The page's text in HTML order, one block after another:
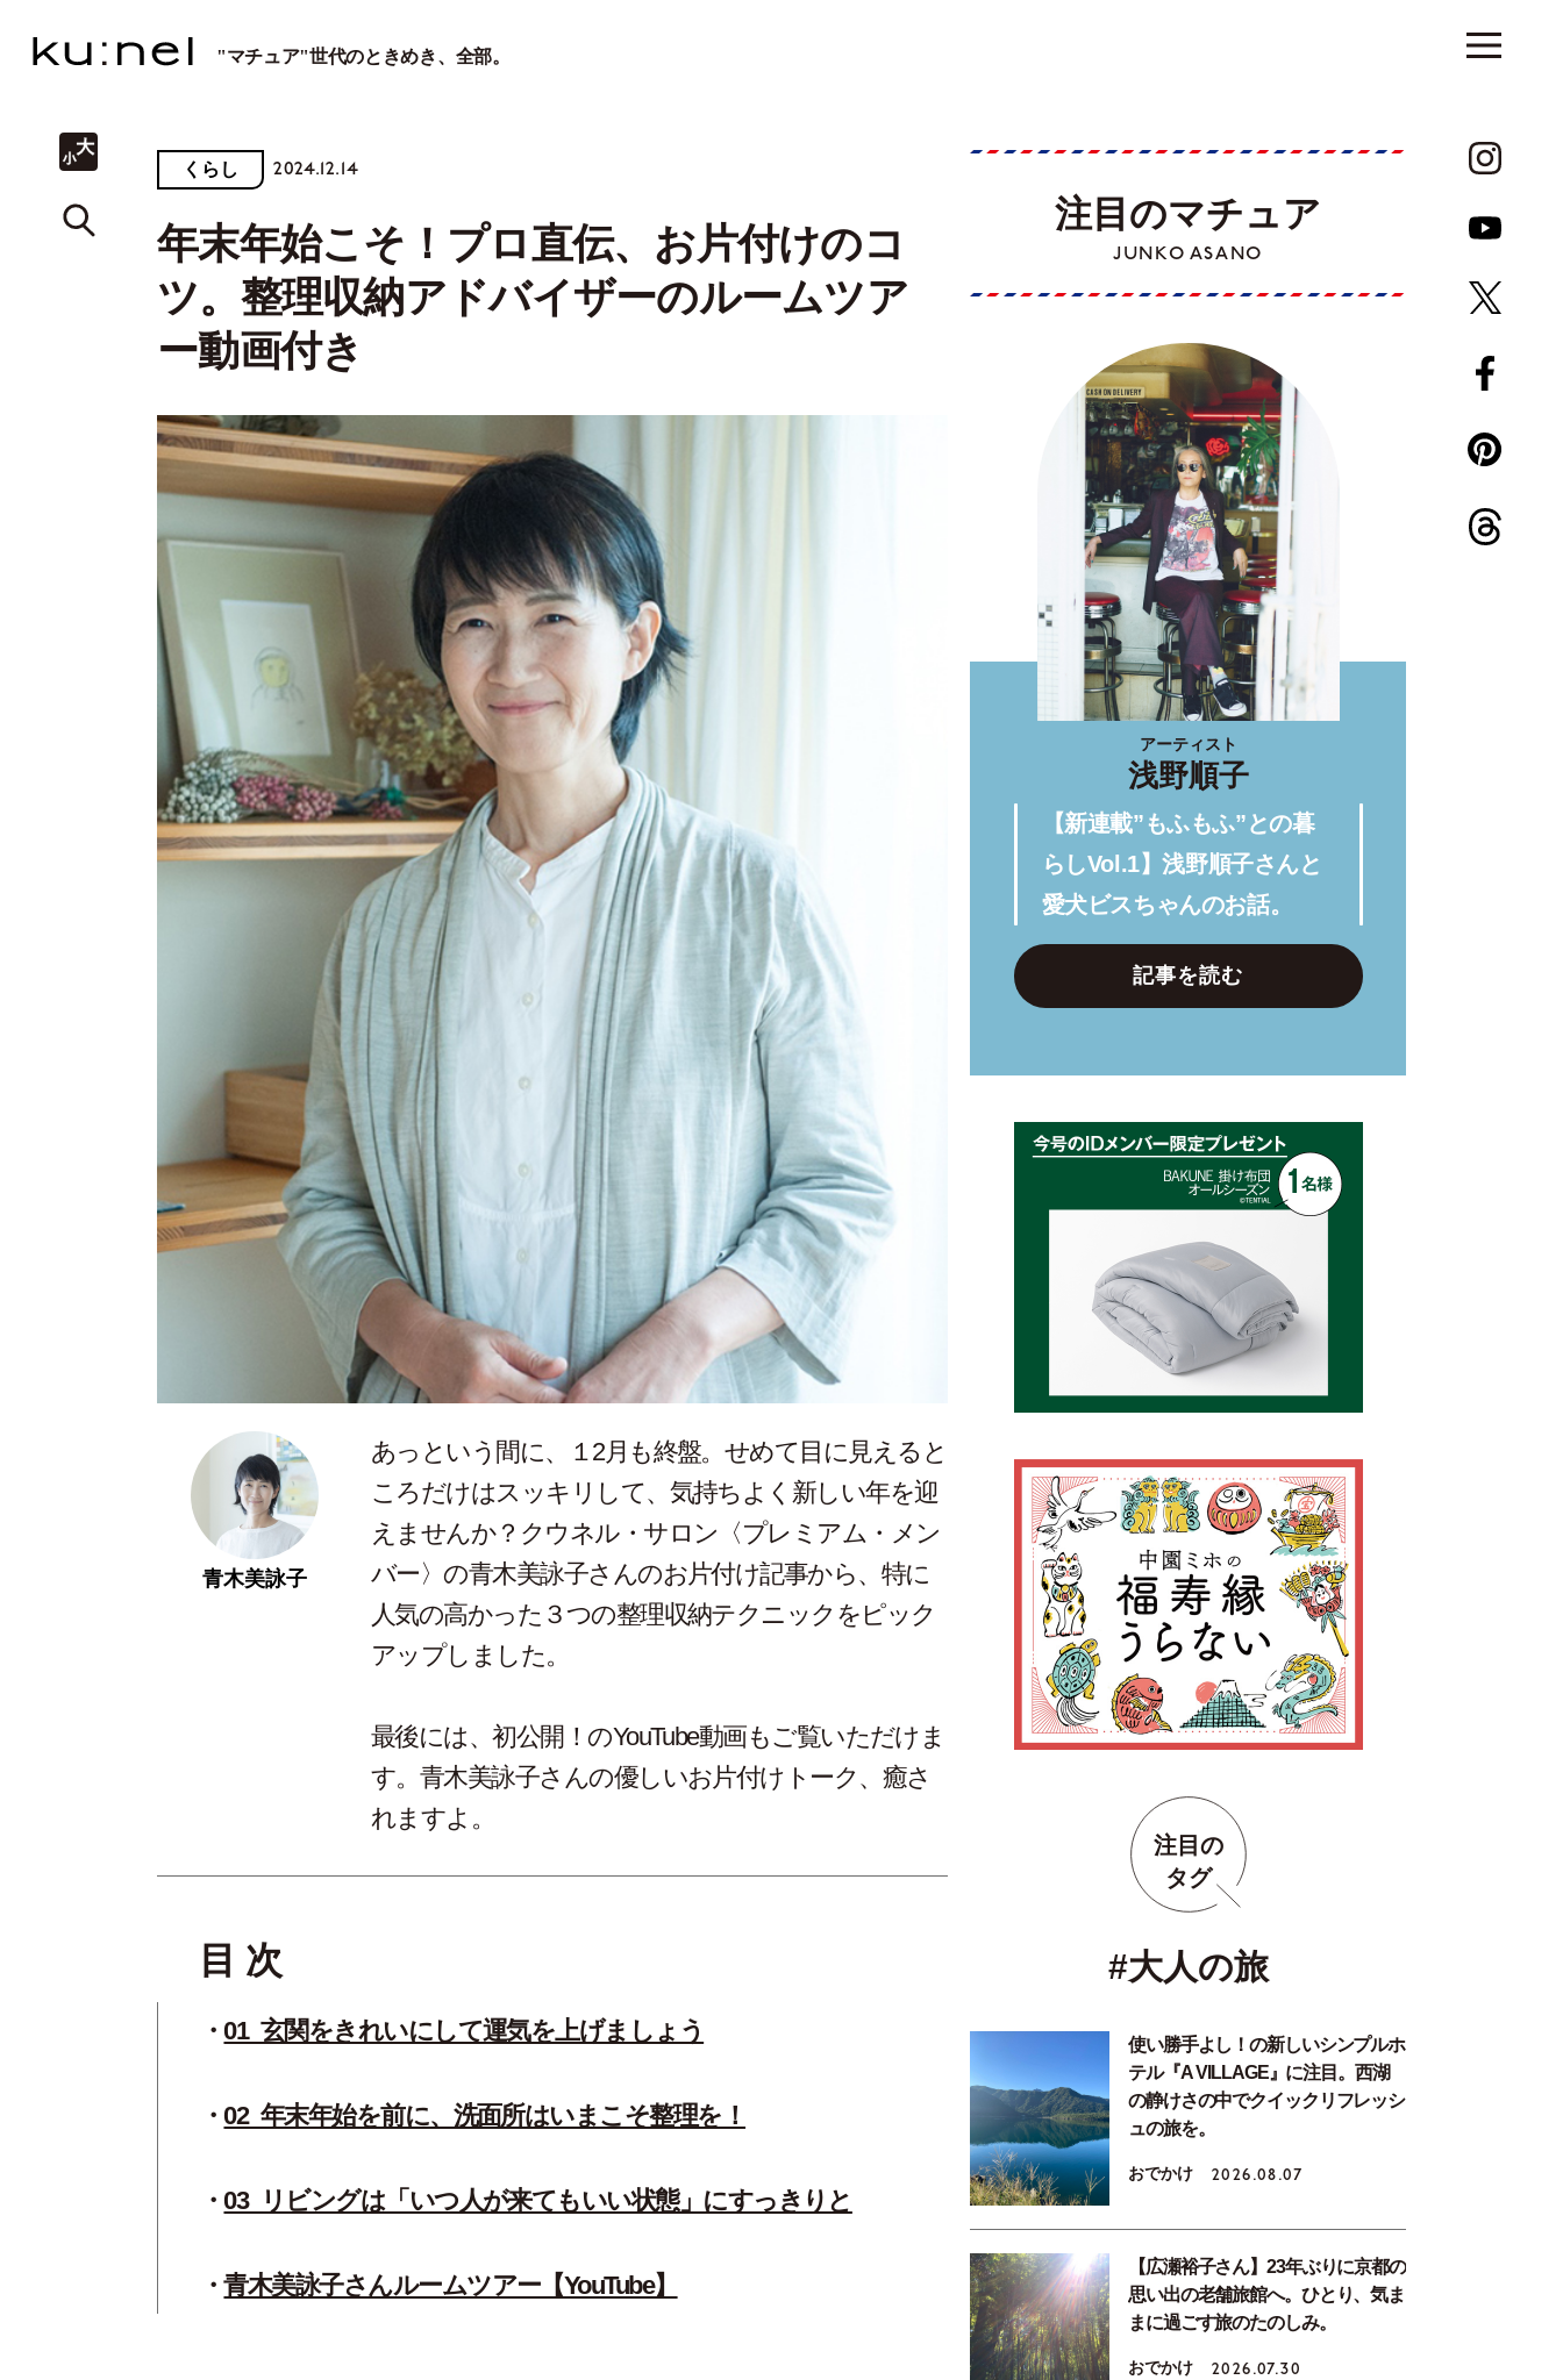
"マチュア"世代のときめき、全部。
くらし 2024.12.14
年末年始こそ！プロ直伝、お片付けのコ
ツ。整理収納アドバイザーのルームツア
ー動画付き
青木美詠子
あっという間に、１2月も終盤。せめて目に見えると
ころだけはスッキリして、気持ちよく新しい年を迎
えませんか？クウネル・サロン〈プレミアム・メン
バー〉の青木美詠子さんのお片付け記事から、特に
人気の高かった３つの整理収納テクニックをピック
アップしました。
最後には、初公開！のYouTube動画もご覧いただけま
す。青木美詠子さんの優しいお片付けトーク、癒さ
れますよ。
目 次
01_玄関をきれいにして運気を上げましょう
02_年末年始を前に、洗面所はいまこそ整理を！
03_リビングは「いつ人が来てもいい状態」にすっきりと
青木美詠子さんルームツアー【YouTube】
注目のマチュア
JUNKO ASANO
アーティスト
浅野順子
【新連載”もふもふ”との暮
らしVol.1】浅野順子さんと
愛犬ビスちゃんのお話。
記事を読む
注目の
タグ
#大人の旅
使い勝手よし！の新しいシンプルホ
テル『A VILLAGE』に注目。西湖
の静けさの中でクイックリフレッシ
ュの旅を。
おでかけ 2026.08.07
【広瀬裕子さん】23年ぶりに京都の
思い出の老舗旅館へ。ひとり、気ま
まに過ごす旅のたのしみ。
おでかけ 2026.07.30